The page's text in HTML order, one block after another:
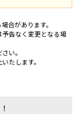
合があります。
告なく変更となる場
い。
たします。